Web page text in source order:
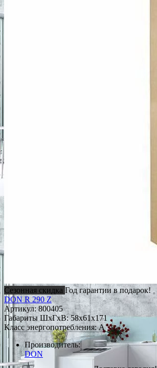
Сезонная скидка Год гарантии в подарок!
DON R 290 Z
Артикул:800405
Габариты ШxГxВ: 58x61x171
Класс энергопотребления: A
Производитель:
DON